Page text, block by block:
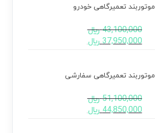
موتوربند تعمیرگاهی خودرو
43,100,000 ﷼
37,950,000 ﷼
موتوربند تعمیرگاهی سفارشی
51,100,000 ﷼
44,850,000 ﷼